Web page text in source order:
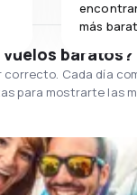
más
vuelos baratos?
correcto. Cada día
para mostrarte las